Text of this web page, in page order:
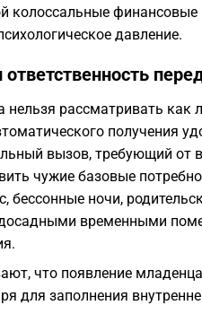
колоссальные
давление.
рассматривать как
получения
вызов, требующий от
чужие базовые
бессонные ночи,
временными
что появление
для заполнения